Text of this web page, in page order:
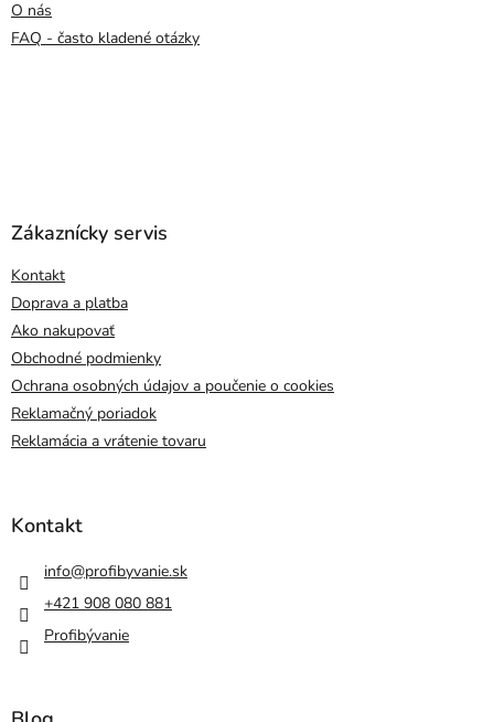
O nás
FAQ - často kladené otázky
Zákaznícky servis
Kontakt
Doprava a platba
Ako nakupovať
Obchodné podmienky
Ochrana osobných údajov a poučenie o cookies
Reklamačný poriadok
Reklamácia a vrátenie tovaru
Kontakt
info@profibyvanie.sk
+421 908 080 881
Profibývanie